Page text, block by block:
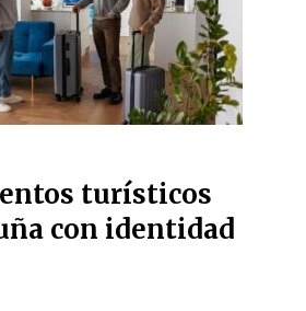
turísticos
con identidad